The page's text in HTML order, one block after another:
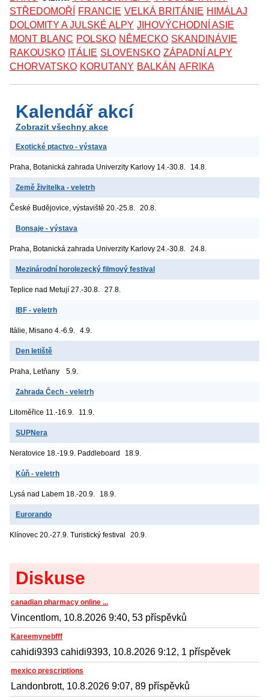
STŘEDOMOŘÍ
FRANCIE VELKÁ BRITÁNIE HIMÁLAJ
DOLOMITY A JULSKÉ ALPY JIHOVÝCHODNÍ ASIE
MONT BLANC POLSKO NĚMECKO SKANDINÁVIE
RAKOUSKO ITÁLIE SLOVENSKO ZÁPADNÍ ALPY
CHORVATSKO KORUTANY BALKÁN AFRIKA
Kalendář akcí
Zobrazit všechny akce
Exotické ptactvo - výstava
Praha, Botanická zahrada Univerzity Karlovy 14.-30.8. 14.8.
Země živitelka - veletrh
České Budějovice, výstaviště 20.-25.8. 20.8.
Bonsaje - výstava
Praha, Botanická zahrada Univerzity Karlovy 24.-30.8. 24.8.
Mezinárodní horolezecký filmový festival
Teplice nad Metují 27.-30.8. 27.8.
IBF - veletrh
Itálie, Misano 4.-6.9. 4.9.
Den letiště
Praha, Letňany 5.9.
Zahrada Čech - veletrh
Litoměřice 11.-16.9. 11.9.
SUPNera
Neratovice 18.-19.9. Paddleboard 18.9.
Kůň - veletrh
Lysá nad Labem 18.-20.9. 18.9.
Eurorando
Klínovec 20.-27.9. Turistický festival 20.9.
Diskuse
canadian pharmacy online ...
Vincentlom, 10.8.2026 9:40, 53 příspěvků
Kareemynebfff
cahidi9393 cahidi9393, 10.8.2026 9:12, 1 příspěvek
mexico prescriptions
Landonbrott, 10.8.2026 9:07, 89 příspěvků